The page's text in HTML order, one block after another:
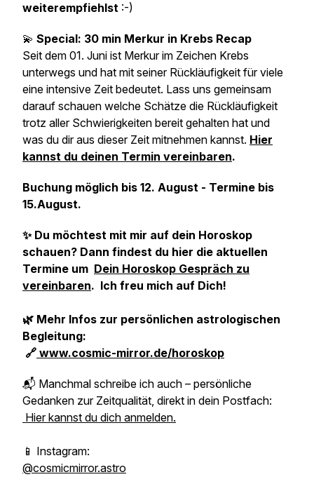
weiterempfiehlst :-)
💫 Special: 30 min Merkur in Krebs Recap
Seit dem 01. Juni ist Merkur im Zeichen Krebs
unterwegs und hat mit seiner Rückläufigkeit für viele
eine intensive Zeit bedeutet. Lass uns gemeinsam
darauf schauen welche Schätze die Rückläufigkeit
trotz aller Schwierigkeiten bereit gehalten hat und
was du dir aus dieser Zeit mitnehmen kannst. Hier
kannst du deinen Termin vereinbaren.
Buchung möglich bis 12. August - Termine bis
15.August.
✨ Du möchtest mit mir auf dein Horoskop
schauen? Dann findest du hier die aktuellen
Termine um Dein Horoskop Gespräch zu
vereinbaren. Ich freu mich auf Dich!
🌿 Mehr Infos zur persönlichen astrologischen
Begleitung:
🔗 www.cosmic-mirror.de/horoskop
📬 Manchmal schreibe ich auch – persönliche
Gedanken zur Zeitqualität, direkt in dein Postfach:
Hier kannst du dich anmelden.
📱 Instagram:
@cosmicmirror.astro